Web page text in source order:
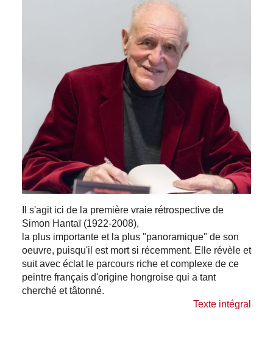
Il s'agit ici de la première vraie rétrospective de
Simon Hantaï (1922-2008),
la plus importante et la plus "panoramique" de son
oeuvre, puisqu'il est mort si récemment. Elle révèle et
suit avec éclat le parcours riche et complexe de ce
peintre français d'origine hongroise qui a tant
cherché et tâtonné.
Texte intégral